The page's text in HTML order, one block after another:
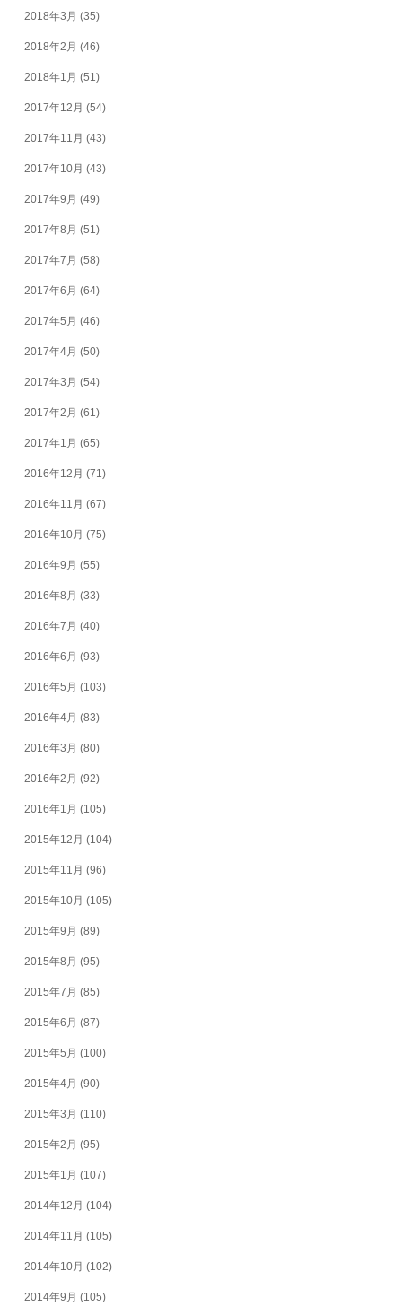
2018年3月 (35)
2018年2月 (46)
2018年1月 (51)
2017年12月 (54)
2017年11月 (43)
2017年10月 (43)
2017年9月 (49)
2017年8月 (51)
2017年7月 (58)
2017年6月 (64)
2017年5月 (46)
2017年4月 (50)
2017年3月 (54)
2017年2月 (61)
2017年1月 (65)
2016年12月 (71)
2016年11月 (67)
2016年10月 (75)
2016年9月 (55)
2016年8月 (33)
2016年7月 (40)
2016年6月 (93)
2016年5月 (103)
2016年4月 (83)
2016年3月 (80)
2016年2月 (92)
2016年1月 (105)
2015年12月 (104)
2015年11月 (96)
2015年10月 (105)
2015年9月 (89)
2015年8月 (95)
2015年7月 (85)
2015年6月 (87)
2015年5月 (100)
2015年4月 (90)
2015年3月 (110)
2015年2月 (95)
2015年1月 (107)
2014年12月 (104)
2014年11月 (105)
2014年10月 (102)
2014年9月 (105)